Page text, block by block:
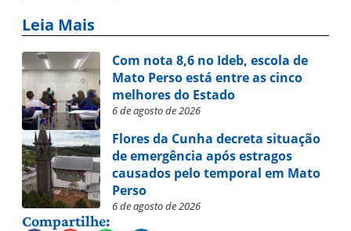
Leia Mais
Com nota 8,6 no Ideb, escola de
Mato Perso está entre as cinco
melhores do Estado
6 de agosto de 2026
Flores da Cunha decreta situação
de emergência após estragos
causados pelo temporal em Mato
Perso
6 de agosto de 2026
Compartilhe: